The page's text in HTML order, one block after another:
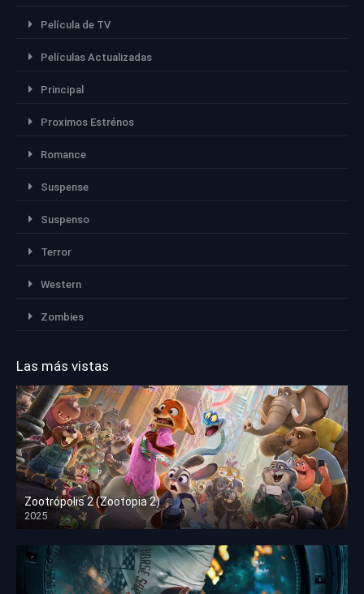
Película de TV
Películas Actualizadas
Principal
Proximos Estrénos
Romance
Suspense
Suspenso
Terror
Western
Zombies
Las más vistas
Zootrópolis 2 (Zootopia 2)
2025
HD 1080p